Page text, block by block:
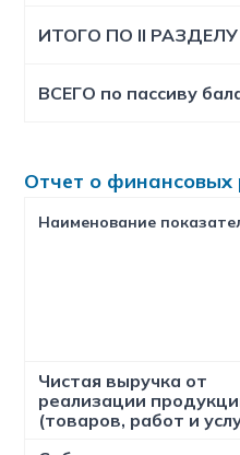
ИТОГО ПО II РАЗДЕЛУ
ВСЕГО по пассиву
Отчет о финансовых
Наименование
Чистая выручка от
реализации
(товаров, работ и